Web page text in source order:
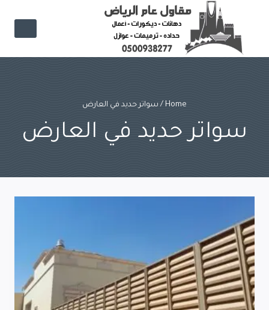
content
Home
/ سواتر حديد في العارض
سواتر حديد في العارض